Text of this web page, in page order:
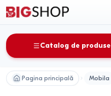
Catalog de produse
Pagina principală Mobila